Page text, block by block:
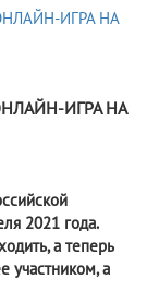
ИГРА НА
2021 года.
а теперь
участником, а